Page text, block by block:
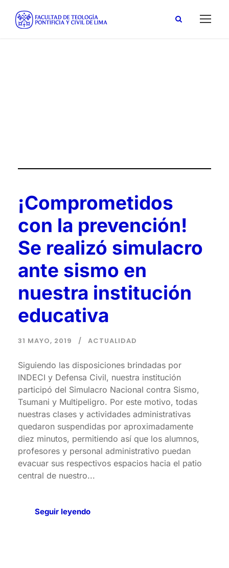
¡Comprometidos
con la prevención!
Se realizó simulacro
ante sismo en
nuestra institución
educativa
31 MAYO, 2019 ACTUALIDAD
Siguiendo las disposiciones brindadas por
INDECI y Defensa Civil, nuestra institución
participó del Simulacro Nacional contra Sismo,
Tsumani y Multipeligro. Por este motivo, todas
nuestras clases y actividades administrativas
quedaron suspendidas por aproximadamente
diez minutos, permitiendo así que los alumnos,
profesores y personal administrativo puedan
evacuar sus respectivos espacios hacia el patio
central de nuestro...
Seguir leyendo